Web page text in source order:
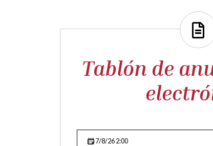
Tablón de
7/8/26 2:00